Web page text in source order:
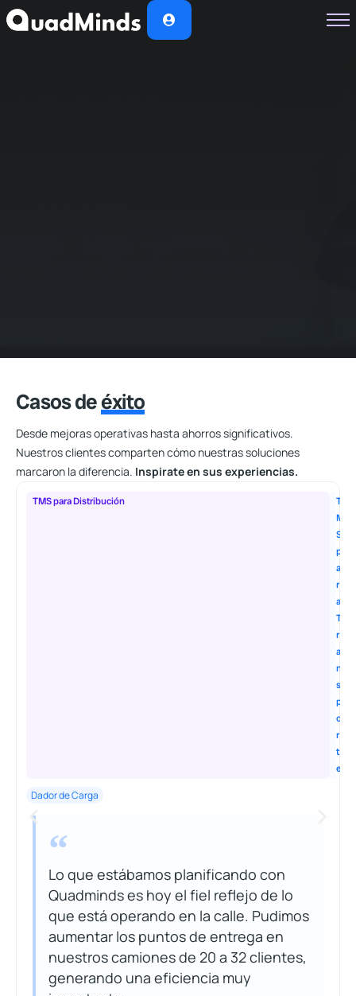
Casos deéxito
Desde mejoras operativas hasta ahorros significativos.
Nuestros clientes comparten cómo nuestras soluciones
marcaron la diferencia. Inspirate en sus experiencias.
TMS para Distribución
T
M
S
p
a
r
a
T
r
a
n
s
p
o
r
t
e
Dador de Carga
Lo que estábamos planificando con
Quadminds es hoy el fiel reflejo de lo
que está operando en la calle. Pudimos
aumentar los puntos de entrega en
nuestros camiones de 20 a 32 clientes,
generando una eficiencia muy